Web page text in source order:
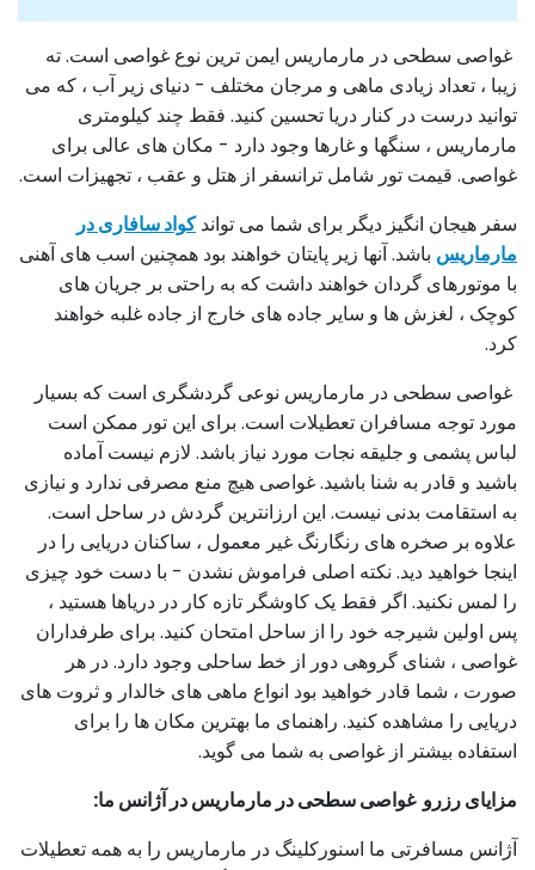
غواصی سطحی در مارماریس ایمن ترین نوع غواصی است. ته
زیبا ، تعداد زیادی ماهی و مرجان مختلف - دنیای زیر آب ، که می
توانید درست در کنار دریا تحسین کنید. فقط چند کیلومتری
مارماریس ، سنگها و غارها وجود دارد - مکان های عالی برای
غواصی. قیمت تور شامل ترانسفر از هتل و عقب ، تجهیزات است.
سفر هیجان انگیز دیگر برای شما می تواندکواد سافاری در
مارماریس باشد. آنها زیر پایتان خواهند بود همچنین اسب های آهنی
با موتورهای گردان خواهند داشت که به راحتی بر جریان های
کوچک ، لغزش ها و سایر جاده های خارج از جاده غلبه خواهند
کرد.
غواصی سطحی در مارماریس نوعی گردشگری است که بسیار
مورد توجه مسافران تعطیلات است. برای این تور ممکن است
لباس پشمی و جلیقه نجات مورد نیاز باشد. لازم نیست آماده
باشید و قادر به شنا باشید. غواصی هیچ منع مصرفی ندارد و نیازی
به استقامت بدنی نیست. این ارزانترین گردش در ساحل است.
علاوه بر صخره های رنگارنگ غیر معمول ، ساکنان دریایی را در
اینجا خواهید دید. نکته اصلی فراموش نشدن - با دست خود چیزی
را لمس نکنید. اگر فقط یک کاوشگر تازه کار در دریاها هستید ،
پس اولین شیرجه خود را از ساحل امتحان کنید. برای طرفداران
غواصی ، شنای گروهی دور از خط ساحلی وجود دارد. در هر
صورت ، شما قادر خواهید بود انواع ماهی های خالدار و ثروت های
دریایی را مشاهده کنید. راهنمای ما بهترین مکان ها را برای
استفاده بیشتر از غواصی به شما می گوید.
مزایای رزرو غواصی سطحی در مارماریس در آژانس ما:
آژانس مسافرتی ما اسنورکلینگ در مارماریس را به همه تعطیلات